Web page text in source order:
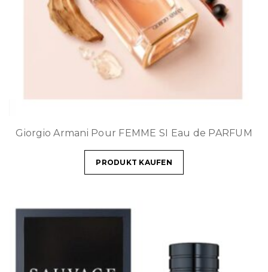
Giorgio Armani Pour FEMME SI Eau de PARFUM
PRODUKT KAUFEN